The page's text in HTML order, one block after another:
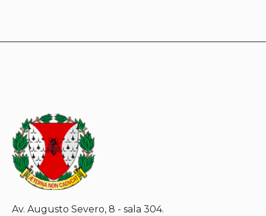
Av. Augusto Severo, 8 - sala 304.